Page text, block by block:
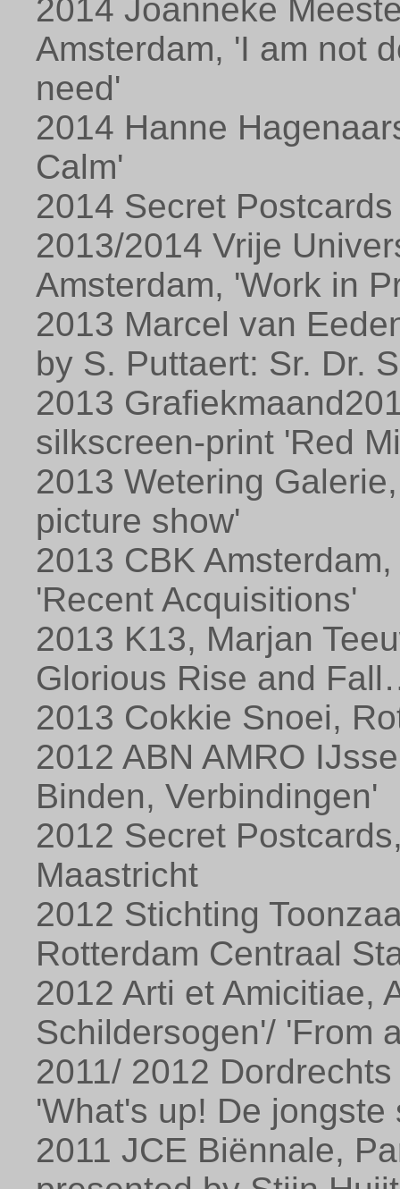
2014 Joanneke
Amsterdam, 'I am not
need'
2014 Hanne
Calm'
2014 Secret
2013/2014 Vrije
Amsterdam, 'Work in
2013 Marcel van
by S. Puttaert: Sr. Dr.
2013
silkscreen-print 'Red
2013 Wetering
picture show'
2013 CBK
'Recent Acquisitions'
2013 K13, Marjan
Glorious Rise and
2013 Cokkie Snoei,
2012 ABN AMRO
Binden, Verbindingen'
2012 Secret
Maastricht
2012 Stichting
Rotterdam Centraal
2012 Arti et Amicitiae,
Schildersogen'/ 'From
2011/ 2012
'What's up! De
2011 JCE Biënnale,